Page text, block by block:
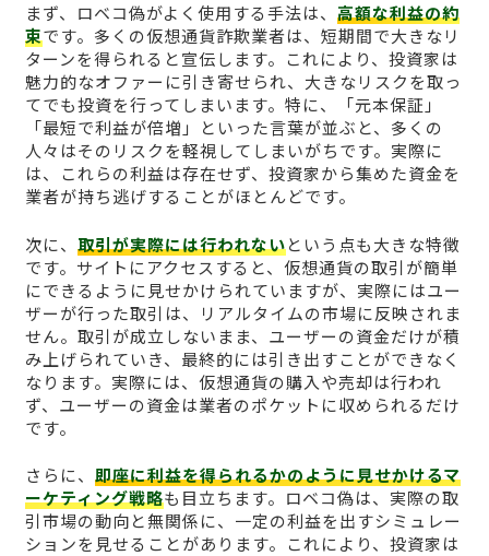
まず、ロベコ偽がよく使用する手法は、 高額な利益の約
束です。多くの仮想通貨詐欺業者は、短期間で大きなリ
ターンを得られると宣伝します。これにより、投資家は
魅力的なオファーに引き寄せられ、大きなリスクを取っ
てでも投資を行ってしまいます。特に、「元本保証」
「最短で利益が倍増」といった言葉が並ぶと、多くの
人々はそのリスクを軽視してしまいがちです。実際に
は、これらの利益は存在せず、投資家から集めた資金を
業者が持ち逃げすることがほとんどです。
次に、 取引が実際には行われないという点も大きな特徴
です。サイトにアクセスすると、仮想通貨の取引が簡単
にできるように見せかけられていますが、実際にはユー
ザーが行った取引は、リアルタイムの市場に反映されま
せん。取引が成立しないまま、ユーザーの資金だけが積
み上げられていき、最終的には引き出すことができなく
なります。実際には、仮想通貨の購入や売却は行われ
ず、ユーザーの資金は業者のポケットに収められるだけ
です。
さらに、 即座に利益を得られるかのように見せかけるマ
ーケティング戦略も目立ちます。ロベコ偽は、実際の取
引市場の動向と無関係に、一定の利益を出すシミュレー
ションを見せることがあります。これにより、投資家は